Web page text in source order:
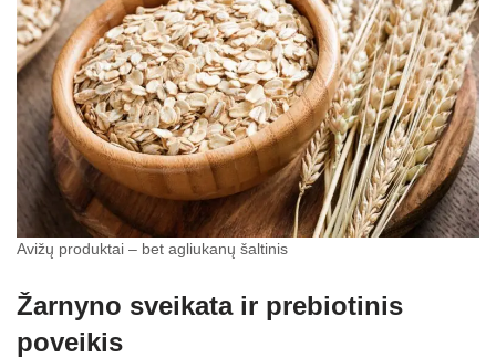
Avižų produktai – bet agliukanų šaltinis
Žarnyno sveikata ir prebiotinis
poveikis